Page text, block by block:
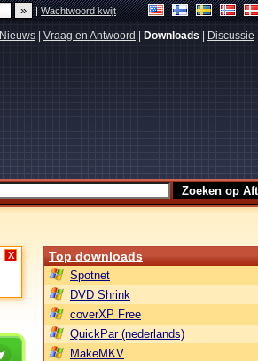
|Wachtwoord kwijt
Nieuws Vraag en Antwoord Downloads Discussie
X Top downloads
Spotnet
DVD Shrink
coverXP Free
QuickPar (nederlands)
MakeMKV